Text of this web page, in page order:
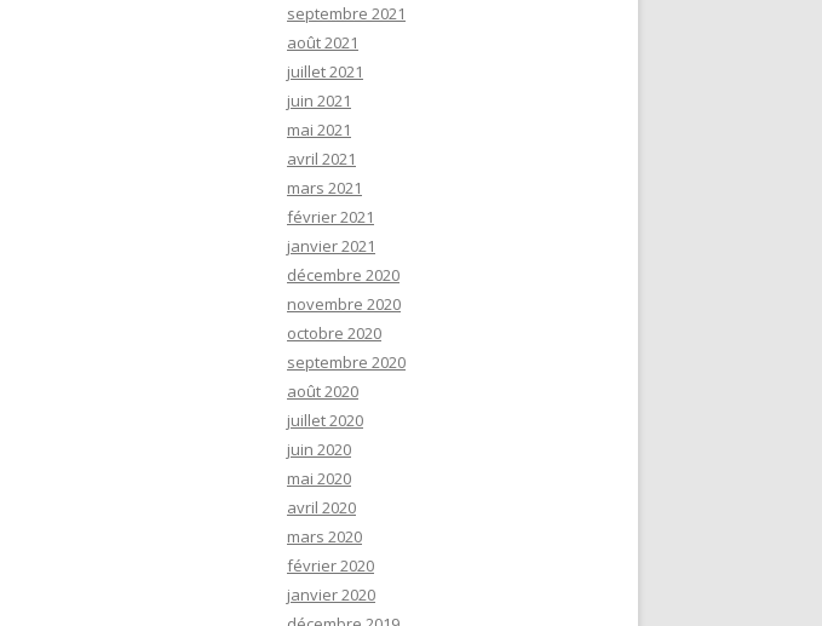
septembre 2021
août 2021
juillet 2021
juin 2021
mai 2021
avril 2021
mars 2021
février 2021
janvier 2021
décembre 2020
novembre 2020
octobre 2020
septembre 2020
août 2020
juillet 2020
juin 2020
mai 2020
avril 2020
mars 2020
février 2020
janvier 2020